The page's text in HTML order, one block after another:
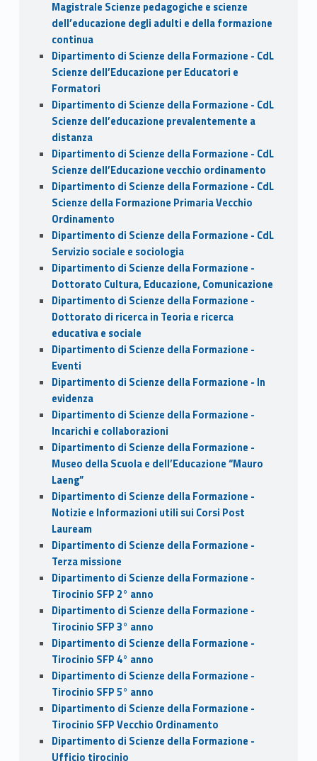
Magistrale Scienze pedagogiche e scienze
dell’educazione degli adulti e della formazione
continua
Dipartimento di Scienze della Formazione - CdL
Scienze dell’Educazione per Educatori e
Formatori
Dipartimento di Scienze della Formazione - CdL
Scienze dell’educazione prevalentemente a
distanza
Dipartimento di Scienze della Formazione - CdL
Scienze dell’Educazione vecchio ordinamento
Dipartimento di Scienze della Formazione - CdL
Scienze della Formazione Primaria Vecchio
Ordinamento
Dipartimento di Scienze della Formazione - CdL
Servizio sociale e sociologia
Dipartimento di Scienze della Formazione -
Dottorato Cultura, Educazione, Comunicazione
Dipartimento di Scienze della Formazione -
Dottorato di ricerca in Teoria e ricerca
educativa e sociale
Dipartimento di Scienze della Formazione -
Eventi
Dipartimento di Scienze della Formazione - In
evidenza
Dipartimento di Scienze della Formazione -
Incarichi e collaborazioni
Dipartimento di Scienze della Formazione -
Museo della Scuola e dell’Educazione “Mauro
Laeng”
Dipartimento di Scienze della Formazione -
Notizie e Informazioni utili sui Corsi Post
Lauream
Dipartimento di Scienze della Formazione -
Terza missione
Dipartimento di Scienze della Formazione -
Tirocinio SFP 2° anno
Dipartimento di Scienze della Formazione -
Tirocinio SFP 3° anno
Dipartimento di Scienze della Formazione -
Tirocinio SFP 4° anno
Dipartimento di Scienze della Formazione -
Tirocinio SFP 5° anno
Dipartimento di Scienze della Formazione -
Tirocinio SFP Vecchio Ordinamento
Dipartimento di Scienze della Formazione -
Ufficio tirocinio